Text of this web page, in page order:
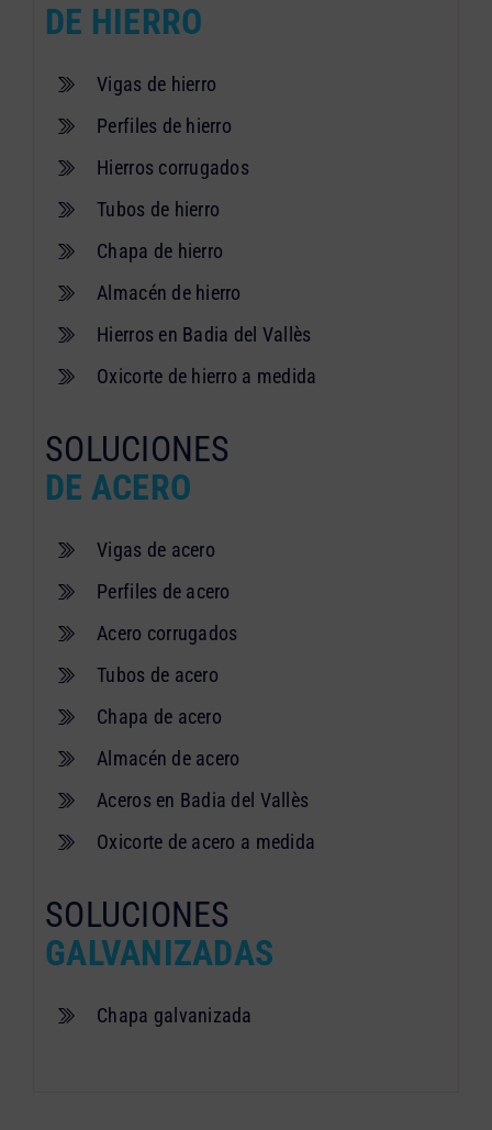
DE HIERRO
Vigas de hierro
Perfiles de hierro
Hierros corrugados
Tubos de hierro
Chapa de hierro
Almacén de hierro
Hierros en Badia del Vallès
Oxicorte de hierro a medida
SOLUCIONES
DE ACERO
Vigas de acero
Perfiles de acero
Acero corrugados
Tubos de acero
Chapa de acero
Almacén de acero
Aceros en Badia del Vallès
Oxicorte de acero a medida
SOLUCIONES
GALVANIZADAS
Chapa galvanizada